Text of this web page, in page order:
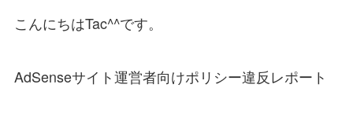
こんにちはTac^^です。
AdSenseサイト運営者向けポリシー違反レポート